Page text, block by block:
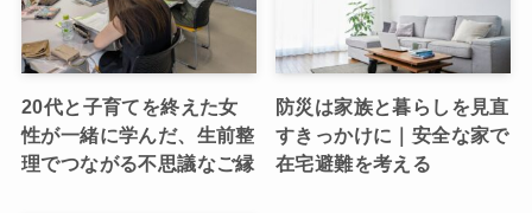
20代と子育てを終えた女
性が一緒に学んだ、生前整
理でつながる不思議なご縁
防災は家族と暮らしを見直
すきっかけに｜安全な家で
在宅避難を考える